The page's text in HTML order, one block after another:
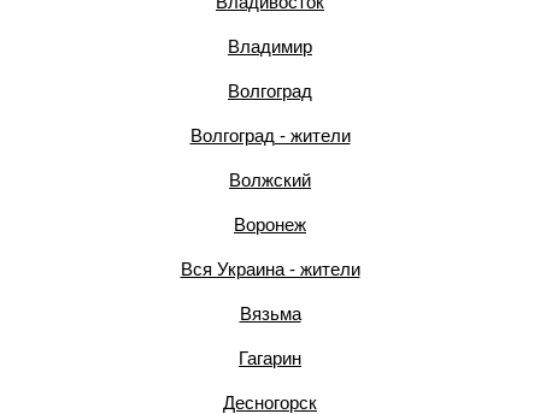
Владимир
Волгоград
Волгоград - жители
Волжский
Воронеж
Вся Украина - жители
Вязьма
Гагарин
Десногорск